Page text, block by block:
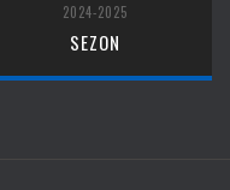
2024-2025
SEZON